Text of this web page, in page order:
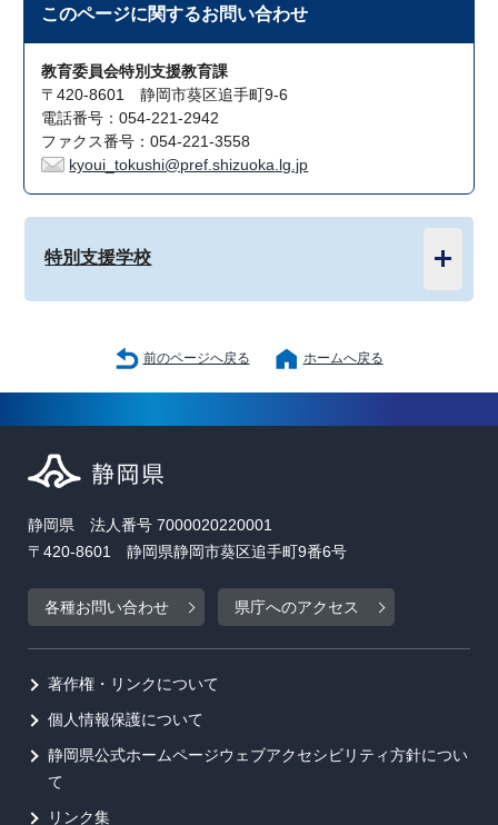
このページに関するお問い合わせ
教育委員会特別支援教育課
〒420-8601 静岡市葵区追手町9-6
電話番号：054-221-2942
ファクス番号：054-221-3558
kyoui_tokushi@pref.shizuoka.lg.jp
特別支援学校
前のページへ戻る ホームへ戻る
静岡県 法人番号 7000020220001
〒420-8601 静岡県静岡市葵区追手町9番6号
各種お問い合わせ 県庁へのアクセス
著作権・リンクについて
個人情報保護について
静岡県公式ホームページウェブアクセシビリティ方針につい
て
リンク集